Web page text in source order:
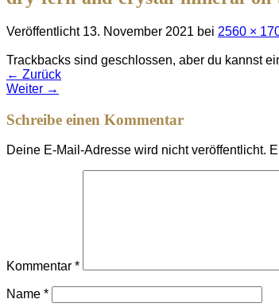
Veröffentlicht 13. November 2021 bei 2560 ×
Trackbacks sind geschlossen, aber du kannst
← Zurück
Weiter →
Schreibe einen Kommentar
Deine E-Mail-Adresse wird nicht veröffentlicht.
Kommentar *
Name *